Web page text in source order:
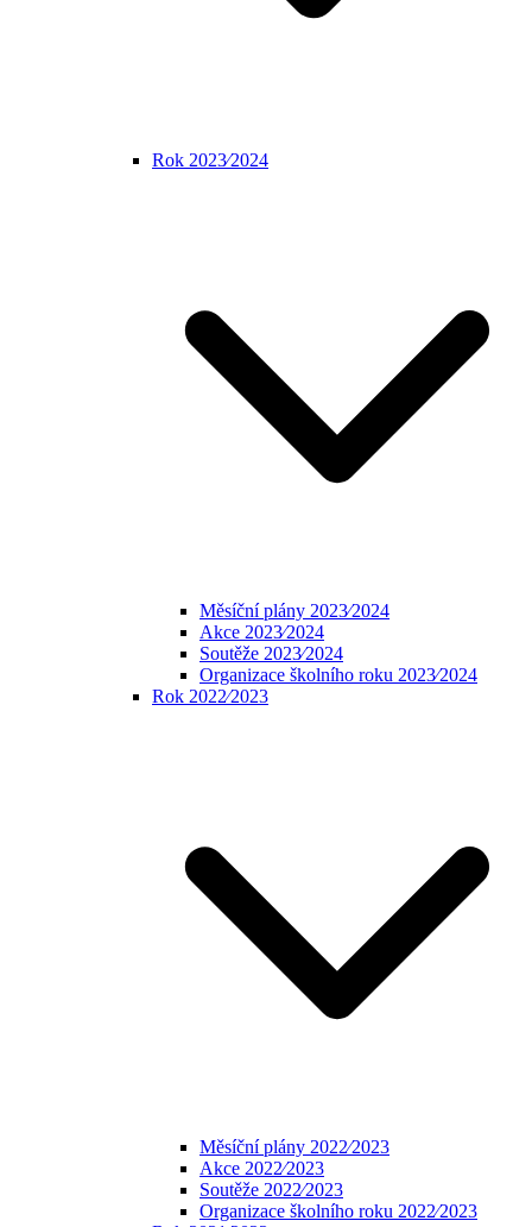
Rok 2023⁄2024
Měsíční plány 2023⁄2024
Akce 2023⁄2024
Soutěže 2023⁄2024
Organizace školního roku 2023⁄2024
Rok 2022⁄2023
Měsíční plány 2022⁄2023
Akce 2022⁄2023
Soutěže 2022⁄2023
Organizace školního roku 2022⁄2023